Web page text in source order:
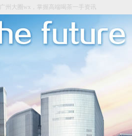
广州大圈wx，掌握高端喝茶一手资讯